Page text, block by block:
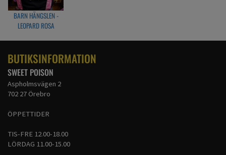
BARN HÄNGSLEN -
LEOPARD ROSA
BUTIKSINFORMATION
SWEET POISON
Aspholmsvägen 2
702 27 Örebro
ÖPPETTIDER
TIS-FRE 12.00-18.00
LÖRDAG 11.00-15.00